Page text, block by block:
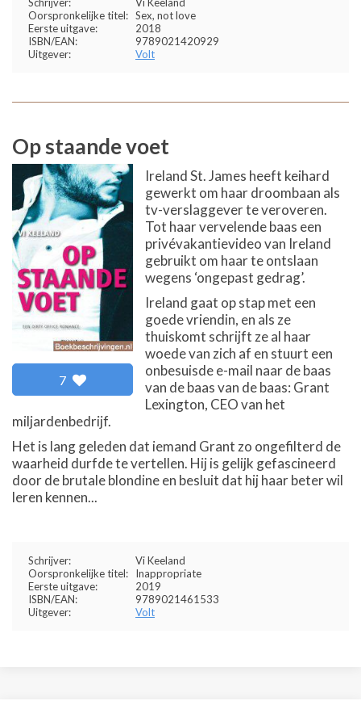
Oorspronkelijke titel: Sex, not love
Eerste uitgave:
2018
ISBN/EAN:
9789021420929
Uitgever:
Volt
Op staande voet
7
Ireland St. James heeft keihard
gewerkt om haar droombaan als
tv-verslaggever te veroveren.
Tot haar vervelende baas een
privévakantievideo van Ireland
gebruikt om haar te ontslaan
wegens ‘ongepast gedrag’.
Ireland gaat op stap met een
goede vriendin, en als ze
thuiskomt schrijft ze al haar
woede van zich af en stuurt een
onbesuisde e-mail naar de baas
van de baas van de baas: Grant
Lexington, CEO van het
miljardenbedrijf.
Het is lang geleden dat iemand Grant zo ongefilterd de
waarheid durfde te vertellen. Hij is gelijk gefascineerd
door de brutale blondine en besluit dat hij haar beter wil
leren kennen...
Schrijver:
Vi Keeland
Oorspronkelijke titel:
Inappropriate
Eerste uitgave:
2019
ISBN/EAN:
9789021461533
Uitgever:
Volt